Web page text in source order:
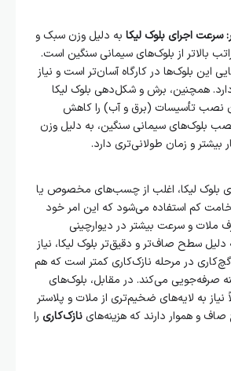
سرعت اجرای بلوک لیکا به دلیل وزن سبک و
بالاتر از بلوک‌های سیمانی سنگین است.
این بلوک‌ها در کارگاه آسان‌تر است و نیاز
همچنین، برش و شکل‌دهی بلوک لیکا
نصب تأسیسات (برق و آب) را کاهش
بلوک‌های سیمانی سنگین، به دلیل وزن
بیشتر و زمان طولانی‌تری دارد.
بلوک لیکا، اغلب از چسب‌های مخصوص یا
کم استفاده می‌شود که این امر خود
و سرعت بیشتر در دیوارچینی
سطح صاف‌تر و دقیق‌تر بلوک لیکا، نیاز
گچ‌کاری در مرحله نازک‌کاری کمتر است که هم
صرفه‌جویی می‌کند. در مقابل، بلوک‌های
به لایه‌های ضخیم‌تری از ملات و پلاستر
و هموار دارند که هزینه‌های نازک‌کاری را